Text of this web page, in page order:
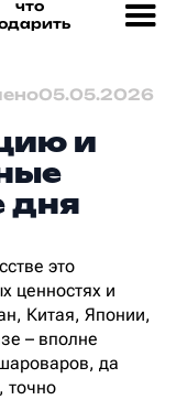
что
05.05.2026
и
дня
это
ценностях и
Китая, Японии,
– вполне
да
точно